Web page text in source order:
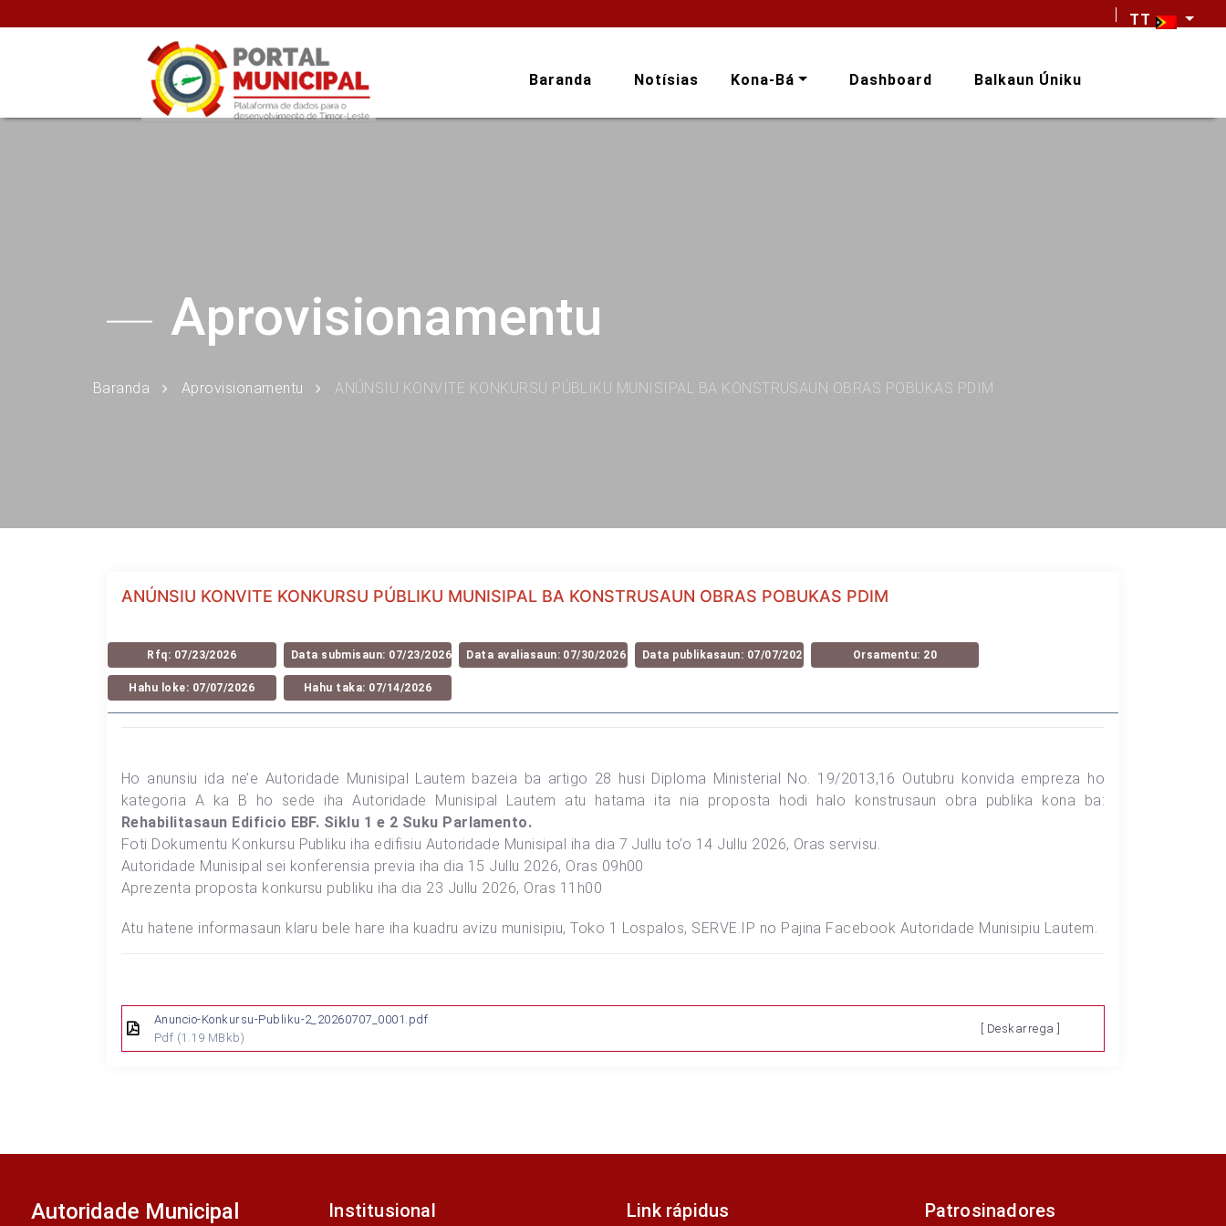
TT
Baranda Notísias Kona-Bá Dashboard Balkaun Úniku
Aprovisionamentu
Baranda Aprovisionamentu ANÚNSIU KONVITE KONKURSU PÚBLIKU MUNISIPAL BA KONSTRUSAUN OBRAS POBUKAS PDIM
ANÚNSIU KONVITE KONKURSU PÚBLIKU MUNISIPAL BA KONSTRUSAUN OBRAS POBUKAS PDIM
Rfq: 07/23/2026 Data submisaun: 07/23/2026 Data avaliasaun: 07/30/2026 Data publikasaun: 07/07/2026 Orsamentu: 20
Hahu loke: 07/07/2026 Hahu taka: 07/14/2026
Ho anunsiu ida ne’e Autoridade Munisipal Lautem bazeia ba artigo 28 husi Diploma Ministerial No. 19/2013,16 Outubru konvida empreza ho
kategoria A ka B ho sede iha Autoridade Munisipal Lautem atu hatama ita nia proposta hodi halo konstrusaun obra publika kona ba:
Rehabilitasaun Edificio EBF. Siklu 1 e 2 Suku Parlamento.
Foti Dokumentu Konkursu Publiku iha edifisiu Autoridade Munisipal iha dia 7 Jullu to’o 14 Jullu 2026, Oras servisu.
Autoridade Munisipal sei konferensia previa iha dia 15 Jullu 2026, Oras 09h00
Aprezenta proposta konkursu publiku iha dia 23 Jullu 2026, Oras 11h00
Atu hatene informasaun klaru bele hare iha kuadru avizu munisipiu, Toko 1 Lospalos, SERVE.IP no Pajina Facebook Autoridade Munisipiu Lautem.
Anuncio-Konkursu-Publiku-2_20260707_0001.pdf
Pdf (1.19 MBkb)
[ Deskarrega ]
Autoridade Municipal Institusional Link rápidus Patrosinadores